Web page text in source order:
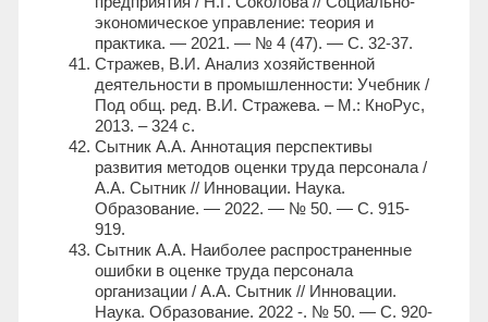
экономическое управление: теория и
практика. — 2021. — № 4 (47). — С. 32-37.
Стражев, В.И. Анализ хозяйственной
деятельности в промышленности: Учебник /
Под общ. ред. В.И. Стражева. – М.: КноРус,
2013. – 324 с.
Сытник А.А. Аннотация перспективы
развития методов оценки труда персонала /
А.А. Сытник // Инновации. Наука.
Образование. — 2022. — № 50. — С. 915-
919.
Сытник А.А. Наиболее распространенные
ошибки в оценке труда персонала
организации / А.А. Сытник // Инновации.
Наука. Образование. 2022 -. № 50. — С. 920-